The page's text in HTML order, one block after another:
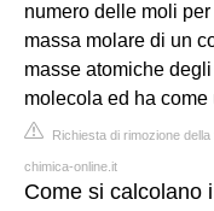
numero delle moli
massa molare di un
masse atomiche
molecola ed ha
Richiesta di rimozione della
chimica-online.it
Come si calcolano